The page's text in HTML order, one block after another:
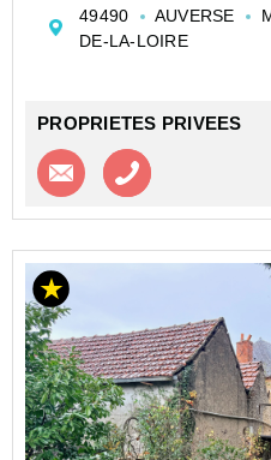
vie, d'une chambre et d'une
49490 AUVERSE
DE-LA-LOIRE
PROPRIETES PRIVEES
Contacter l'agence